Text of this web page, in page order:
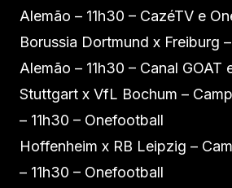
Alemão – 11h30 – CazéTV e
Borussia Dortmund x Freiburg
Alemão – 11h30 – Canal GOAT
Stuttgart x VfL Bochum –
– 11h30 – Onefootball
Hoffenheim x RB Leipzig –
– 11h30 – Onefootball